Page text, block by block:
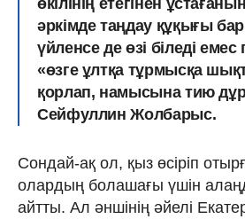
өкілінің етегінен
әркімде таңдау құқығы
үйленсе де өзі біледі
«өзге ұлтқа тұрмысқа
қорлап, намысына тию
Сейфуллин Жолбарыс.
Сондай-ақ ол, қыз өсіріп
олардың болашағы үшін
айтты. Ал әншінің әйелі